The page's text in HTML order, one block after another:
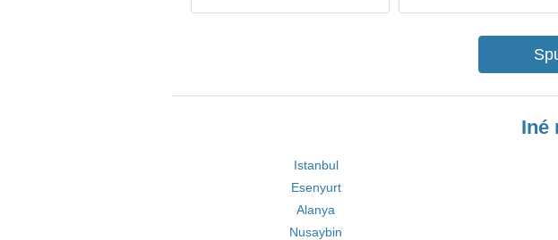
Iné
Istanbul
Esenyurt
Alanya
Nusaybin